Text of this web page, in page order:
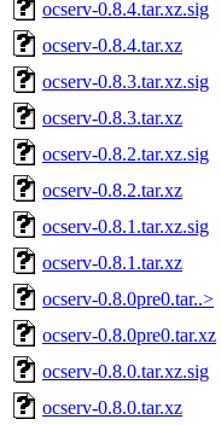
ocserv-0.8.4.tar.xz.sig
ocserv-0.8.4.tar.xz
ocserv-0.8.3.tar.xz.sig
ocserv-0.8.3.tar.xz
ocserv-0.8.2.tar.xz.sig
ocserv-0.8.2.tar.xz
ocserv-0.8.1.tar.xz.sig
ocserv-0.8.1.tar.xz
ocserv-0.8.0pre0.tar..>
ocserv-0.8.0pre0.tar.xz
ocserv-0.8.0.tar.xz.sig
ocserv-0.8.0.tar.xz